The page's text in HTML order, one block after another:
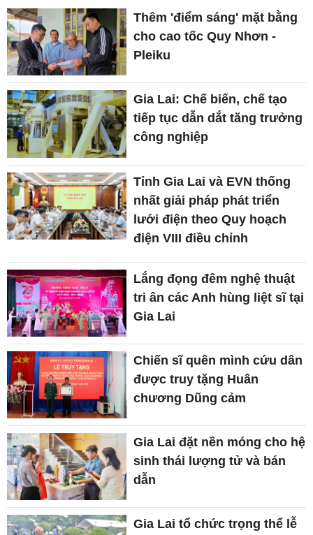
Thêm 'điểm sáng' mặt bằng
cho cao tốc Quy Nhơn -
Pleiku
Gia Lai: Chế biến, chế tạo
tiếp tục dẫn dắt tăng trưởng
công nghiệp
Tỉnh Gia Lai và EVN thống
nhất giải pháp phát triển
lưới điện theo Quy hoạch
điện VIII điều chỉnh
Lắng đọng đêm nghệ thuật
tri ân các Anh hùng liệt sĩ tại
Gia Lai
Chiến sĩ quên mình cứu dân
được truy tặng Huân
chương Dũng cảm
Gia Lai đặt nền móng cho hệ
sinh thái lượng tử và bán
dẫn
Gia Lai tổ chức trọng thể lễ